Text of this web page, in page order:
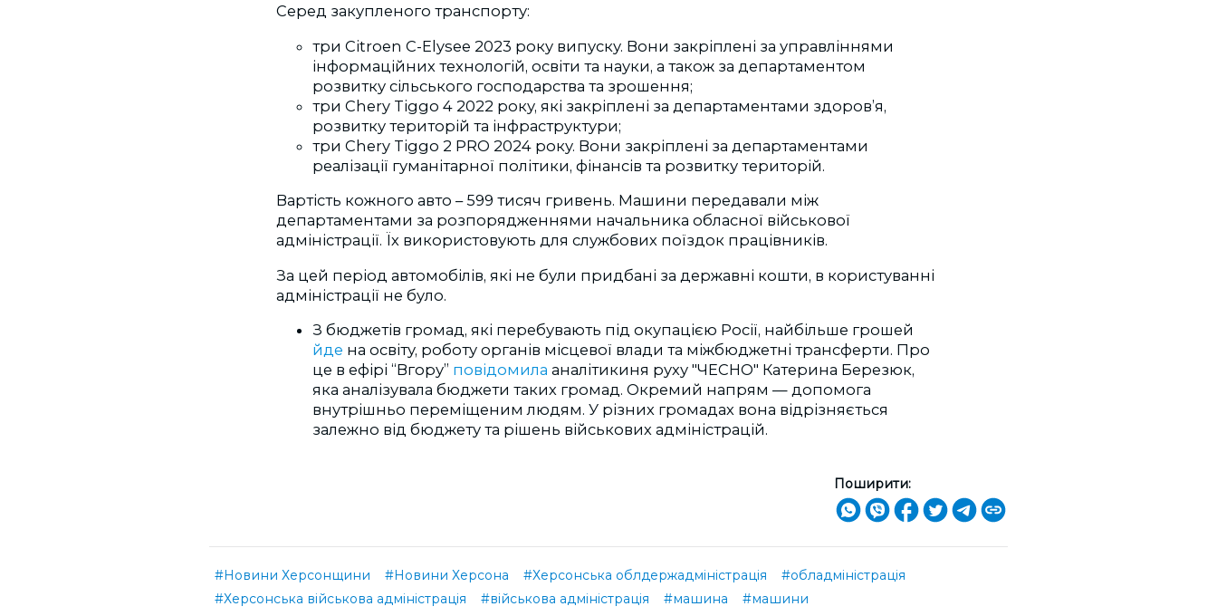
Серед закупленого транспорту:
три Citroen C-Elysee 2023 року випуску. Вони закріплені за управліннями
інформаційних технологій, освіти та науки, а також за департаментом
розвитку сільського господарства та зрошення;
три Chery Tiggo 4 2022 року, які закріплені за департаментами здоров’я,
розвитку територій та інфраструктури;
три Chery Tiggo 2 PRO 2024 року. Вони закріплені за департаментами
реалізації гуманітарної політики, фінансів та розвитку територій.
Вартість кожного авто –599 тисяч гривень. Машини передавали між
департаментами за розпорядженнями начальника обласної військової
адміністрації. Їх використовують для службових поїздок працівників.
За цей період автомобілів, які не були придбані за державні кошти, в користуванні
адміністрації не було.
З бюджетів громад, які перебувають під окупацією Росії, найбільше грошей
йде на освіту, роботу органів місцевої влади та міжбюджетні трансферти. Про
це в ефірі “Вгору” повідомила аналітикиня руху "ЧЕСНО" Катерина Березюк,
яка аналізувала бюджети таких громад. Окремий напрям — допомога
внутрішньо переміщеним людям. У різних громадах вона відрізняється
залежно від бюджету та рішень військових адміністрацій.
Поширити:
#Новини Херсонщини #Новини Херсона #Херсонська облдержадміністрація
#обладміністрація
#Херсонська військова адміністрація
#військова адміністрація #машина #машини